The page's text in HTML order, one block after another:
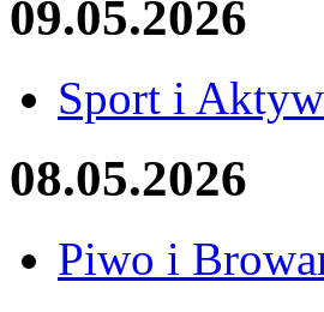
09.05.2026
Sport i
08.05.2026
Piwo i